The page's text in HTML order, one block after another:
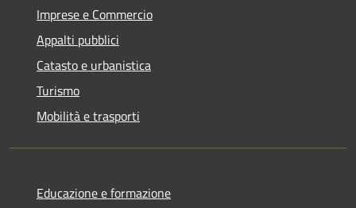
Imprese e Commercio
Appalti pubblici
Catasto e urbanistica
Turismo
Mobilità e trasporti
Educazione e formazione